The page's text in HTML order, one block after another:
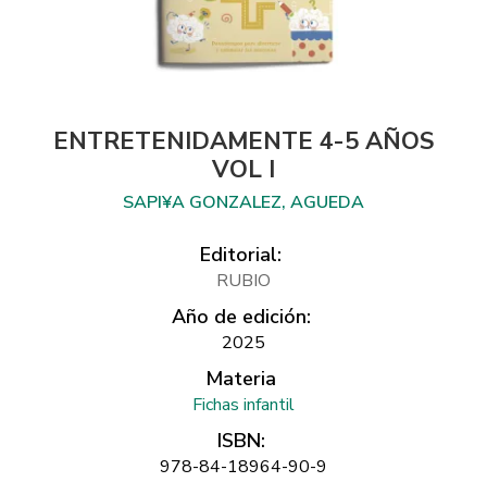
ENTRETENIDAMENTE 4-5 AÑOS
VOL I
SAPI¥A GONZALEZ, AGUEDA
Editorial:
RUBIO
Año de edición:
2025
Materia
Fichas infantil
ISBN:
978-84-18964-90-9